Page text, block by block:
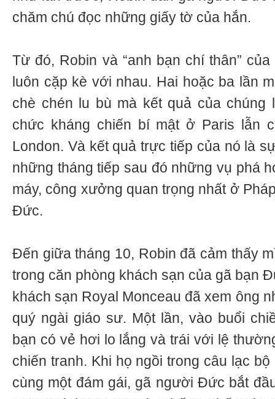
chăm chú đọc những giấy tờ của hắn.
Từ đó, Robin và “anh bạn chí thân”
luôn cặp kè với nhau. Hai hoặc ba lần
chè chén lu bù mà kết quả của chúng
chức kháng chiến bí mật ở Paris lẫn
London. Và kết quả trực tiếp của nó là
những tháng tiếp sau đó những vụ phá
máy, công xưởng quan trọng nhất ở
Đức.
Đến giữa tháng 10, Robin đã cảm thấy
trong căn phòng khách sạn của gã bạn
khách sạn Royal Monceau đã xem ông
quý ngài giáo sư. Một lần, vào buổi
bạn có vẻ hơi lo lắng và trái với lệ
chiến tranh. Khi họ ngồi trong câu lạc
cùng một đám gái, gã người Đức bắt